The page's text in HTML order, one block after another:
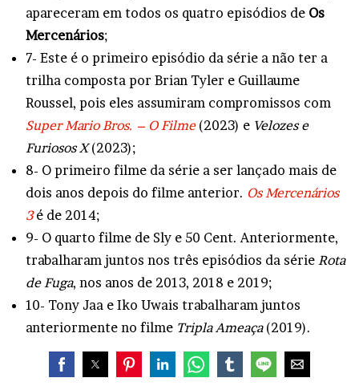
apareceram em todos os quatro episódios de Os
Mercenários;
7- Este é o primeiro episódio da série a não ter a
trilha composta por Brian Tyler e Guillaume
Roussel, pois eles assumiram compromissos com
Super Mario Bros. – O Filme(2023) e Velozes e
Furiosos X(2023);
8- O primeiro filme da série a ser lançado mais de
dois anos depois do filme anterior. Os Mercenários
3é de 2014;
9- O quarto filme de Sly e 50 Cent. Anteriormente,
trabalharam juntos nos três episódios da série Rota
de Fuga, nos anos de 2013, 2018 e 2019;
10- Tony Jaa e Iko Uwais trabalharam juntos
anteriormente no filme Tripla Ameaça(2019).